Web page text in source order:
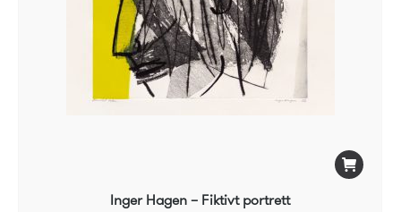
Inger Hagen – Fiktivt portrett